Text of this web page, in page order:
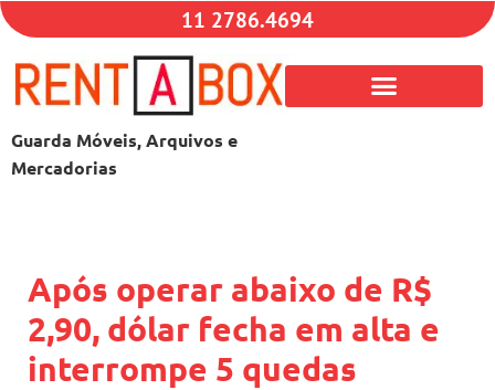
11 2786.4694
Guarda Móveis, Arquivos e
Mercadorias
Após operar abaixo de R$
2,90, dólar fecha em alta e
interrompe 5 quedas